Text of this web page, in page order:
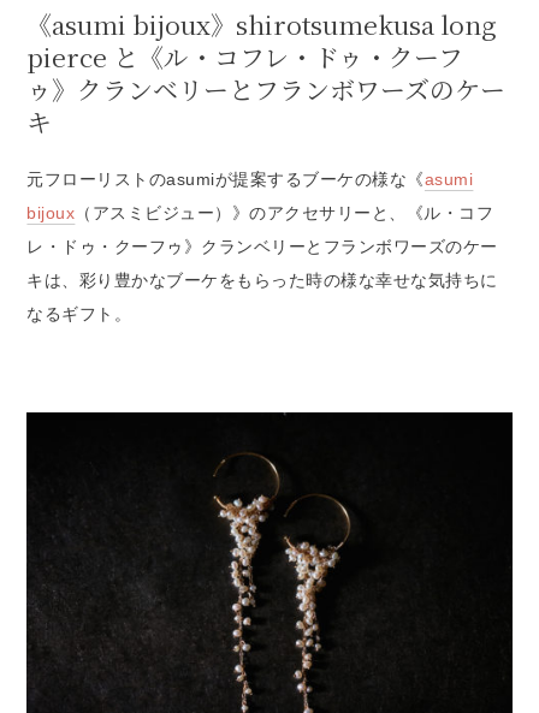
《asumi bijoux》shirotsumekusa long
pierce と《ル・コフレ・ドゥ・クーフ
ゥ》クランベリーとフランボワーズのケー
キ
元フローリストのasumiが提案するブーケの様な《asumi
bijoux （アスミビジュー）》のアクセサリーと、《ル・コフ
レ・ドゥ・クーフゥ》クランベリーとフランボワーズのケー
キは、彩り豊かなブーケをもらった時の様な幸せな気持ちに
なるギフト。